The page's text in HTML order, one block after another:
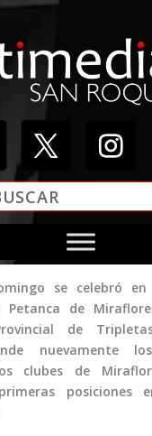
se celebró en
de
de
nuevamente
clubes de
posiciones